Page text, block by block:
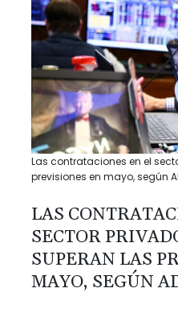
Las contrataciones en el
previsiones en mayo, según
LAS
SECTOR
SUPERAN LAS
MAYO, SEGÚN